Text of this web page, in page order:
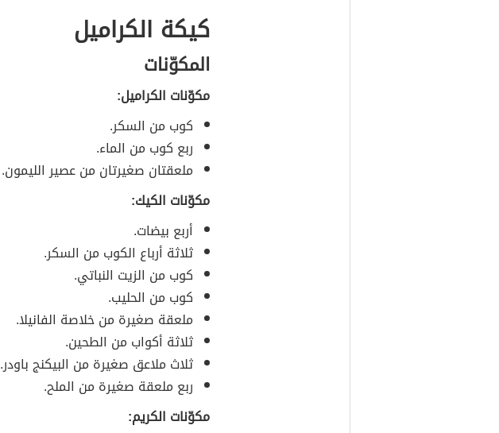
كيكة الكراميل
المكوّنات
مكوّنات الكراميل:
كوب من السكر.
ربع كوب من الماء.
ملعقتان صغيرتان من عصير الليمون.
مكوّنات الكيك:
أربع بيضات.
ثلاثة أرباع الكوب من السكر.
كوب من الزيت النباتي.
كوب من الحليب.
ملعقة صغيرة من خلاصة الفانيلا.
ثلاثة أكواب من الطحين.
ثلاث ملاعق صغيرة من البيكنج باودر.
ربع ملعقة صغيرة من الملح.
مكوّنات الكريم: